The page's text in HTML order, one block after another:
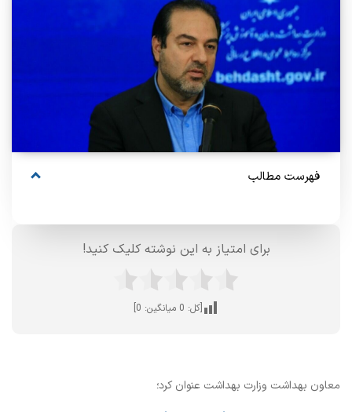
فهرست مطالب
برای امتیاز به این نوشته کلیک کنید!
[کل: 0 میانگین: 0
]
معاون بهداشت وزارت بهداشت عنوان کرد؛